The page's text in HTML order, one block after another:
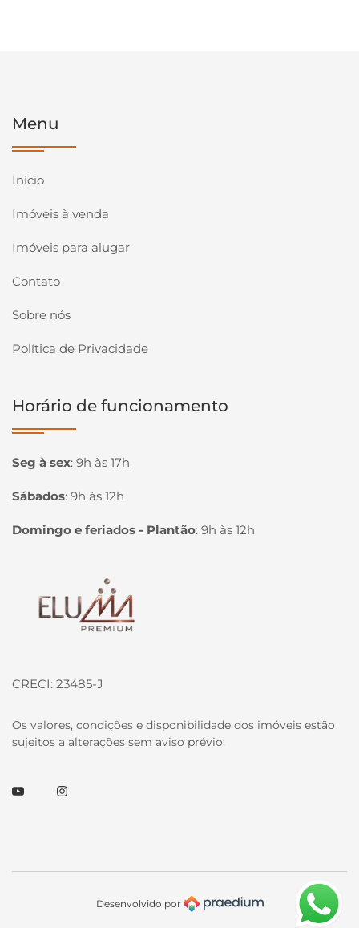
Menu
Início
Imóveis à venda
Imóveis para alugar
Contato
Sobre nós
Política de Privacidade
Horário de funcionamento
Seg à sex: 9h às 17h
Sábados: 9h às 12h
Domingo e feriados - Plantão: 9h às 12h
Página inicial
CRECI: 23485-J
Os valores, condições e disponibilidade dos imóveis estão
sujeitos a alterações sem aviso prévio.
YoutubeInstagram
Desenvolvido por